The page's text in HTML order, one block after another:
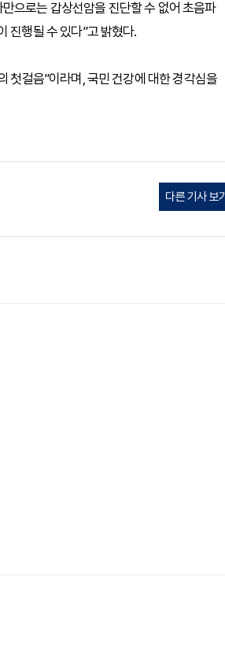
으로는 갑상선암을 진단할 수 없어 초음파
진행될 수 있다”고 밝혔다.
첫걸음”이라며, 국민 건강에 대한 경각심을
다른 기사 보기